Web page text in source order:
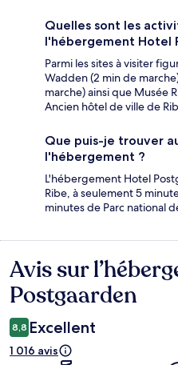
Quelles sont les
l'hébergement Hotel
Parmi les sites à visiter
Wadden (2 min de
marche) ainsi que Musée
Ancien hôtel de ville de
Que puis-je trouver
l'hébergement ?
L'hébergement Hotel
Ribe, à seulement 5
minutes de Parc national
Avis
Avis sur
Postgaarden
8,8 Excellent
1 016 avis